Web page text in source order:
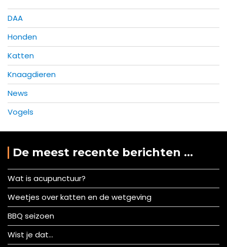
DAA
Honden
Katten
Knaagdieren
News
Vogels
De meest recente berichten …
Wat is acupunctuur?
Weetjes over katten en de wetgeving
BBQ seizoen
Wist je dat…